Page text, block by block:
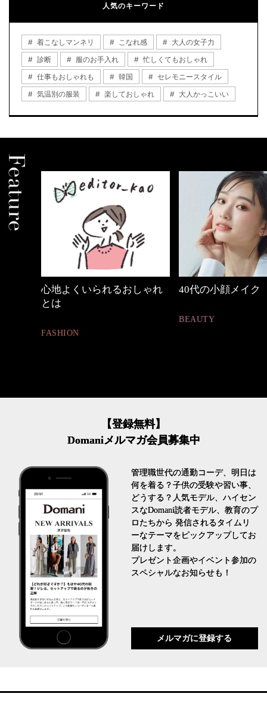
人気のキーワード
着こなしマンネリ こなれ感
大人の女子力
診断
服のお手入れ
忙しくてもおしゃれ
仕事もおしゃれも
韓国
セレモニースタイル
気温別の服装
楽しておしゃれ 大人かっこいい
心地よくいられるおしゃれ
とは
FASHION
40代の小顔メイク
BEAUTY
【登録無料】
Domaniメルマガ会員募集中
管理職世代の通勤コーデ、明日は
何を着る？子供の受験や習い事、
どうする？人気モデル、ハイセン
スなDomani読者モデル、教育のプ
ロたちから 発信されるタイムリ
ーなテーマをピックアップしてお
届けします。
プレゼント企画やイベント参加の
スペシャルなお知らせも！
メルマガに登録する